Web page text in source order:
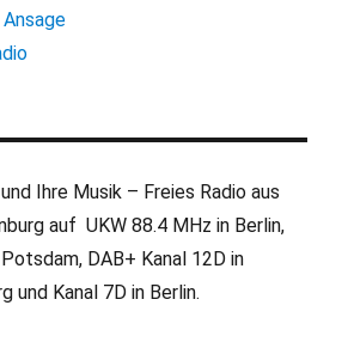
Ihre Musik – Freies Radio aus
auf UKW 88.4 MHz in Berlin,
DAB+ Kanal 12D in
und Kanal 7D in Berlin.